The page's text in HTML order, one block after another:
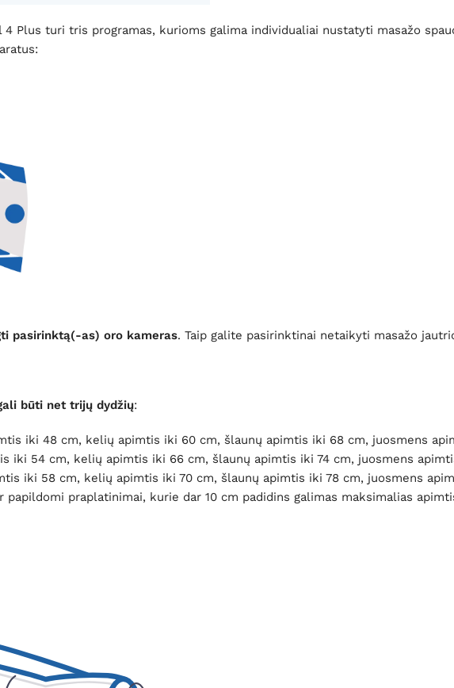
4 Plus turi tris programas, kurioms galima individualiai nustatyti masažo
pasirinktą(-as) oro kameras. Taip galite pasirinktinai netaikyti masažo
būti net trijų dydžių:
iki 48 cm, kelių apimtis iki 60 cm, šlaunų apimtis iki 68 cm, juosmens
iki 54 cm, kelių apimtis iki 66 cm, šlaunų apimtis iki 74 cm, juosmens
iki 58 cm, kelių apimtis iki 70 cm, šlaunų apimtis iki 78 cm, juosmens
praplatinimai, kurie dar 10 cm padidins galimas maksimalias